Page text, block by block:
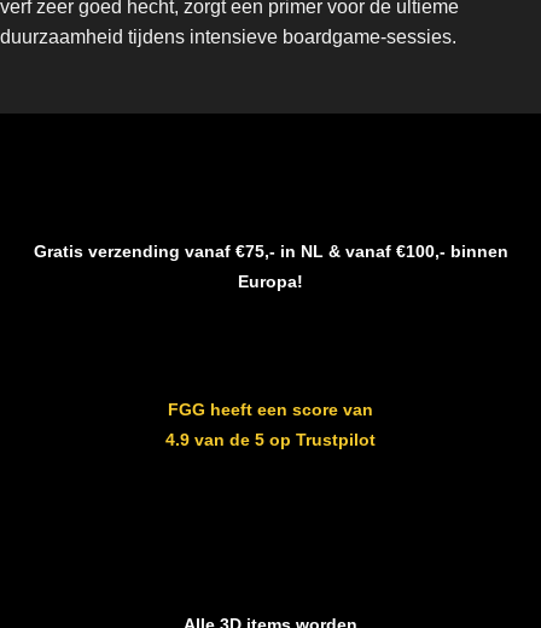
verf zeer goed hecht, zorgt een primer voor de ultieme
duurzaamheid tijdens intensieve boardgame-sessies.
Gratis verzending vanaf €75,- in NL & vanaf €100,- binnen
Europa!
FGG heeft een score van
4.9 van de 5 op Trustpilot
Alle 3D items worden